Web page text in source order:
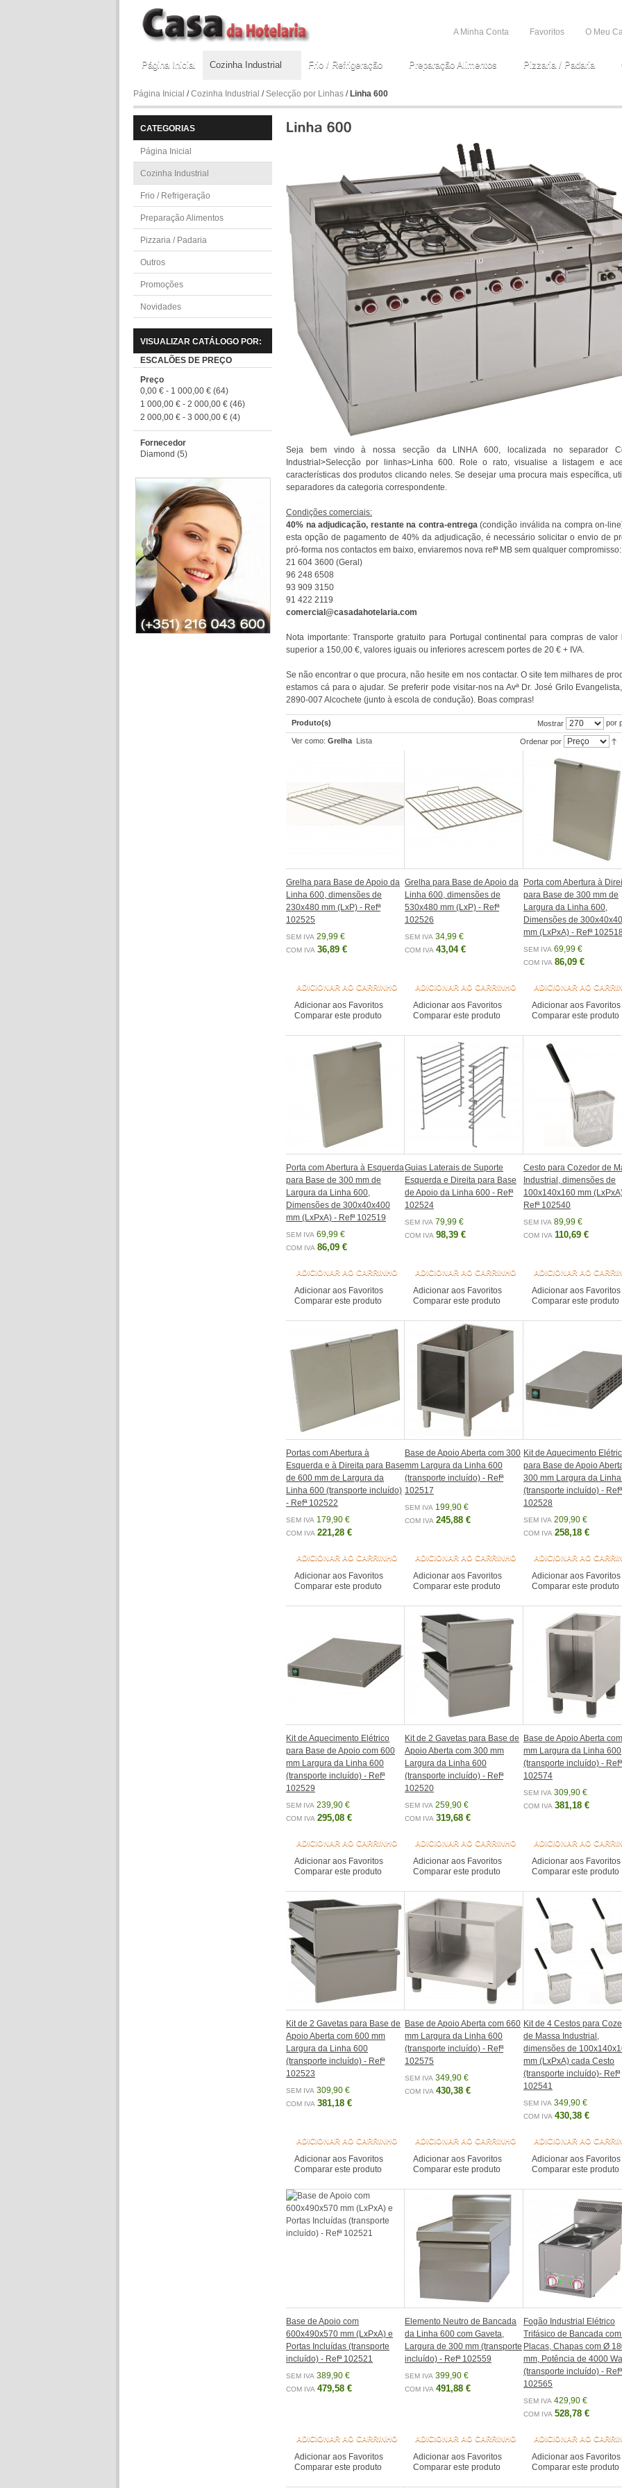
A Minha Conta Favoritos O Meu
Página Inicial Cozinha Industrial Frio / Refrigeração Preparação Alimentos Pizzaria / Padaria
Página Inicial /Cozinha Industrial /Selecção por Linhas / Linha 600
CATEGORIAS
Página Inicial
Cozinha Industrial
Frio / Refrigeração
Preparação Alimentos
Pizzaria / Padaria
Outros
Promoções
Novidades
VISUALIZAR CATÁLOGO POR:
ESCALÕES DE PREÇO
Preço
0,00 € - 1 000,00 € (64)
1 000,00 € - 2 000,00 € (46)
2 000,00 € - 3 000,00 € (4)
Fornecedor
Diamond (5)
Seja bem vindo à nossa secção da LINHA 600, localizada no separador
Industrial>Selecção por linhas>Linha 600. Role o rato, visualise a listagem e
características dos produtos clicando neles. Se desejar uma procura mais específica,
separadores da categoria correspondente.
Condições comerciais:
40% na adjudicação, restante na contra-entrega(condição inválida na compra on-
esta opção de pagamento de 40% da adjudicação, é necessário solicitar o envio de
pró-forma nos contactos em baixo, enviaremos nova refª MB sem qualquer compromisso:
21 604 3600 (Geral)
96 248 6508
93 909 3150
91 422 2119
comercial@casadahotelaria.com
Nota importante: Transporte gratuito para Portugal continental para compras de valor
superior a 150,00 €, valores iguais ou inferiores acrescem portes de 20 € + IVA.
Se não encontrar o que procura, não hesite em nos contactar. O site tem milhares de
estamos cá para o ajudar. Se preferir pode visitar-nos na Avª Dr. José Grilo Evangelista,
2890-007 Alcochete (junto à escola de condução). Boas compras!
Produto(s) Mostrar por
Ver como: Grelha Lista Ordenar por
Grelha para Base de Apoio da
Linha 600, dimensões de
230x480 mm (LxP) - Refª
102525
SEM IVA 29,99 €
COM IVA 36,89 €
ADICIONAR AO CARRINHO
Adicionar aos Favoritos
Comparar este produto
Grelha para Base de Apoio da
Linha 600, dimensões de
530x480 mm (LxP) - Refª
102526
SEM IVA 34,99 €
COM IVA 43,04 €
ADICIONAR AO CARRINHO
Adicionar aos Favoritos
Comparar este produto
Porta com Abertura à
para Base de 300 mm de
Largura da Linha 600,
Dimensões de
mm (LxPxA) - Refª 102518
SEM IVA 69,99 €
COM IVA 86,09 €
ADICIONAR AO
Adicionar aos Favoritos
Comparar este produto
Porta com Abertura à Esquerda
para Base de 300 mm de
Largura da Linha 600,
Dimensões de 300x40x400
mm (LxPxA) - Refª 102519
SEM IVA 69,99 €
COM IVA 86,09 €
ADICIONAR AO CARRINHO
Adicionar aos Favoritos
Comparar este produto
Guias Laterais de Suporte
Esquerda e Direita para Base
de Apoio da Linha 600 - Refª
102524
SEM IVA 79,99 €
COM IVA 98,39 €
ADICIONAR AO CARRINHO
Adicionar aos Favoritos
Comparar este produto
Cesto para Cozedor de
Industrial, dimensões de
100x140x160 mm
Refª 102540
SEM IVA 89,99 €
COM IVA 110,69 €
ADICIONAR AO
Adicionar aos Favoritos
Comparar este produto
Portas com Abertura à
Esquerda e à Direita para Base
de 600 mm de Largura da
Linha 600 (transporte incluído)
- Refª 102522
SEM IVA 179,90 €
COM IVA 221,28 €
ADICIONAR AO CARRINHO
Adicionar aos Favoritos
Comparar este produto
Base de Apoio Aberta com 300
mm Largura da Linha 600
(transporte incluído) - Refª
102517
SEM IVA 199,90 €
COM IVA 245,88 €
ADICIONAR AO CARRINHO
Adicionar aos Favoritos
Comparar este produto
Kit de Aquecimento
para Base de Apoio
300 mm Largura da
(transporte incluído) - Refª
102528
SEM IVA 209,90 €
COM IVA 258,18 €
ADICIONAR AO
Adicionar aos Favoritos
Comparar este produto
Kit de Aquecimento Elétrico
para Base de Apoio com 600
mm Largura da Linha 600
(transporte incluído) - Refª
102529
SEM IVA 239,90 €
COM IVA 295,08 €
ADICIONAR AO CARRINHO
Adicionar aos Favoritos
Comparar este produto
Kit de 2 Gavetas para Base de
Apoio Aberta com 300 mm
Largura da Linha 600
(transporte incluído) - Refª
102520
SEM IVA 259,90 €
COM IVA 319,68 €
ADICIONAR AO CARRINHO
Adicionar aos Favoritos
Comparar este produto
Base de Apoio Aberta
mm Largura da Linha 600
(transporte incluído) - Refª
102574
SEM IVA 309,90 €
COM IVA 381,18 €
ADICIONAR AO
Adicionar aos Favoritos
Comparar este produto
Kit de 2 Gavetas para Base de
Apoio Aberta com 600 mm
Largura da Linha 600
(transporte incluído) - Refª
102523
SEM IVA 309,90 €
COM IVA 381,18 €
ADICIONAR AO CARRINHO
Adicionar aos Favoritos
Comparar este produto
Base de Apoio Aberta com 660
mm Largura da Linha 600
(transporte incluído) - Refª
102575
SEM IVA 349,90 €
COM IVA 430,38 €
ADICIONAR AO CARRINHO
Adicionar aos Favoritos
Comparar este produto
Kit de 4 Cestos para
de Massa Industrial,
dimensões de
mm (LxPxA) cada Cesto
(transporte incluído)- Refª
102541
SEM IVA 349,90 €
COM IVA 430,38 €
ADICIONAR AO
Adicionar aos Favoritos
Comparar este produto
Base de Apoio com
600x490x570 mm (LxPxA) e
Portas Incluídas (transporte
incluído) - Refª 102521
SEM IVA 389,90 €
COM IVA 479,58 €
ADICIONAR AO CARRINHO
Adicionar aos Favoritos
Comparar este produto
Elemento Neutro de Bancada
da Linha 600 com Gaveta,
Largura de 300 mm (transporte
incluído) - Refª 102559
SEM IVA 399,90 €
COM IVA 491,88 €
ADICIONAR AO CARRINHO
Adicionar aos Favoritos
Comparar este produto
Fogão Industrial Elétrico
Trifásico de Bancada com
Placas, Chapas com Ø
mm, Potência de 4000
(transporte incluído) - Refª
102565
SEM IVA 429,90 €
COM IVA 528,78 €
ADICIONAR AO
Adicionar aos Favoritos
Comparar este produto